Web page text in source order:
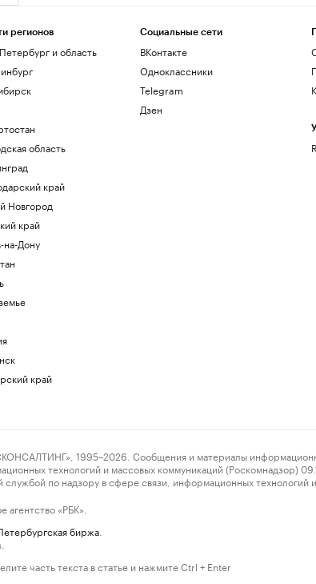
регионов
и область
область
край
Новгород
край
на-Дону
край
Социальные сети
ВКонтакте
Одноклассники
Telegram
Дзен
1995–2026. Сообщения и материалы
технологий и массовых коммуникаций (Роскомнадзор)
по надзору в сфере связи, информационных
«РБК».
биржа
часть текста в статье и нажмите Ctrl + Enter